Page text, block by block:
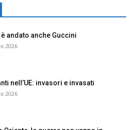
è andato anche Guccini
2026
nell’UE: invasori e invasati
2026